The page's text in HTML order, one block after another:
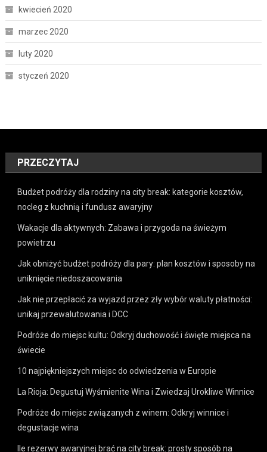
kwiecień 2020
marzec 2020
luty 2020
styczeń 2020
PRZECZYTAJ
Budżet podróży dla rodziny na city break: kategorie kosztów,
nocleg z kuchnią i fundusz awaryjny
Wakacje dla aktywnych: Zabawa i przygoda na świeżym
powietrzu
Jak obniżyć budżet podróży dla pary: plan kosztów i sposoby na
uniknięcie niedoszacowania
Jak nie przepłacić za wyjazd przez zły wybór waluty płatności:
unikaj przewalutowania i DCC
Podróże do miejsc kultu: Odkryj duchowość i święte miejsca na
świecie
10 najpiękniejszych miejsc do odwiedzenia w Europie
La Rioja: Degustuj Wyśmienite Wina i Zwiedzaj Urokliwe Winnice
Podróże do miejsc związanych z winem: Odkryj winnice i
degustacje wina
Ile rezerwy awaryjnej brać na city break: prosty sposób na